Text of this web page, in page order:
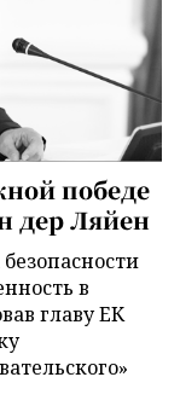
победе
дер Ляйен
в
главу ЕК